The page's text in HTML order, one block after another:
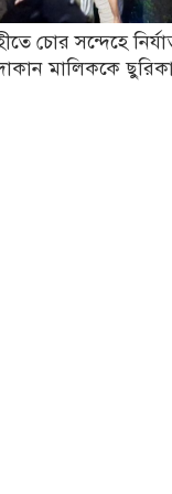
চোর সন্দেহে
মালিককে